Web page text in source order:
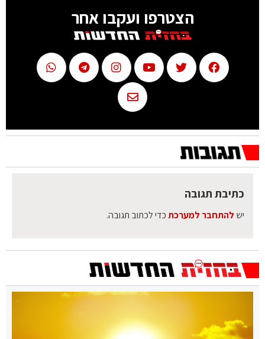
הצטרפו ועקבו אחר
כתיבת תגובה
יש להתחבר למערכתכדי לכתוב תגובה.